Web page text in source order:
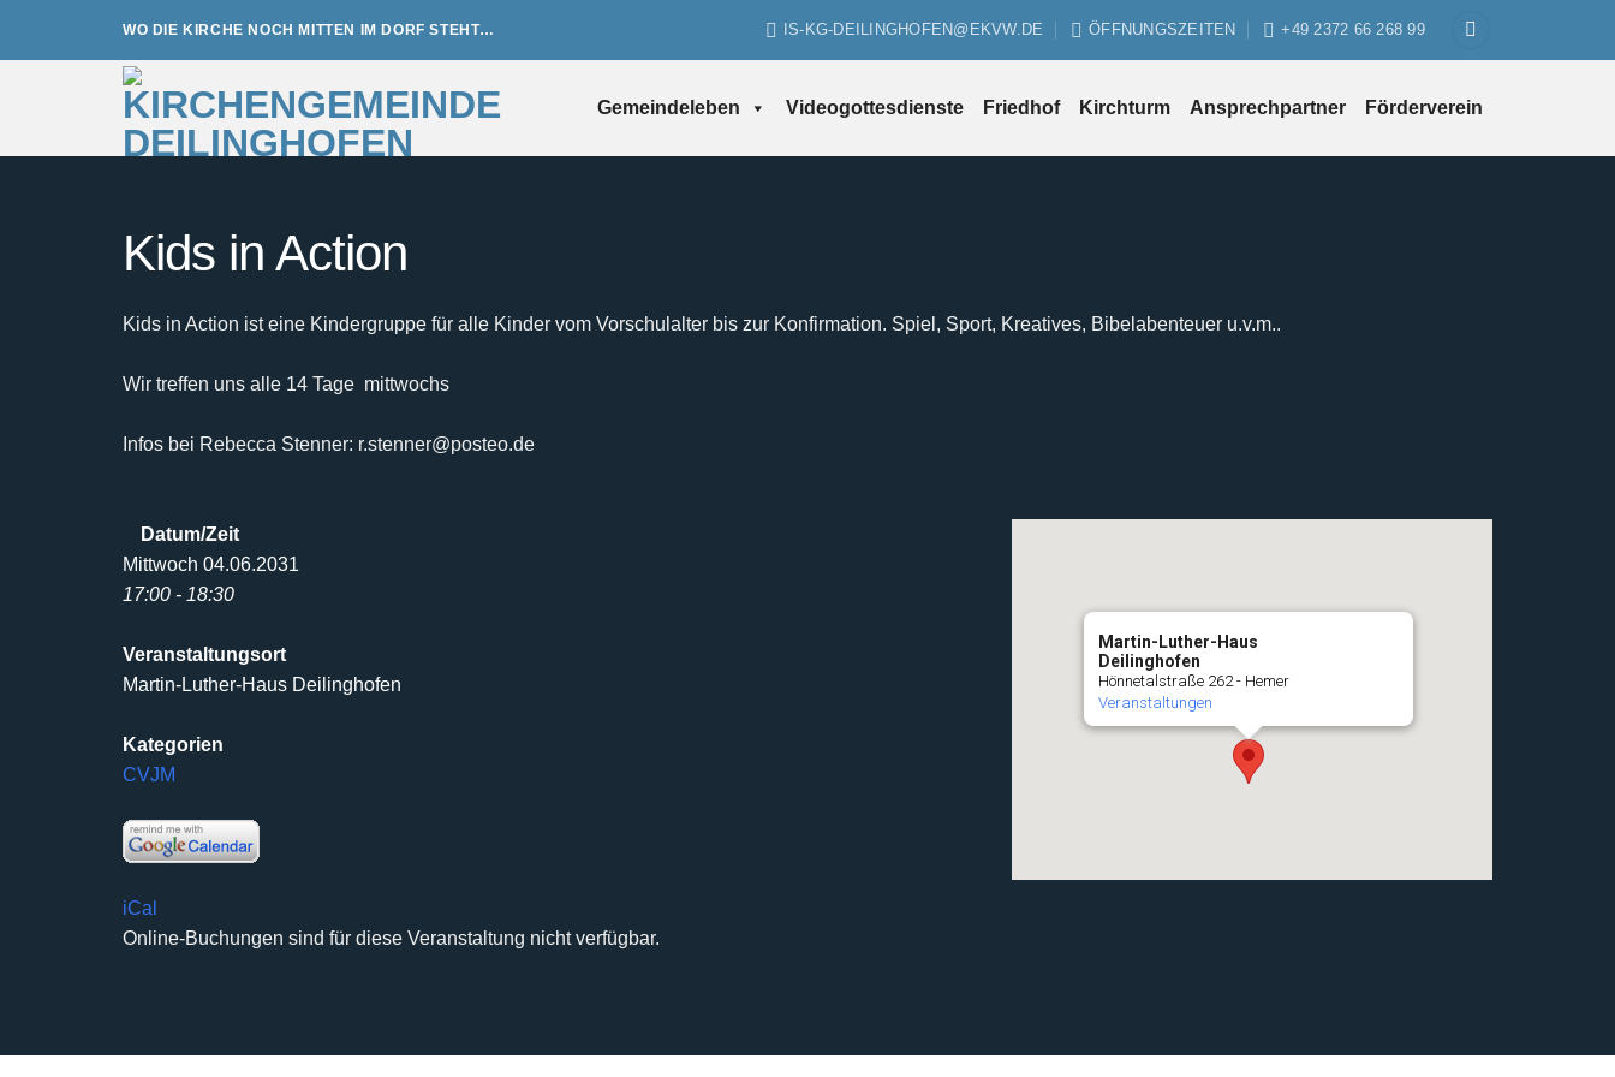
WO DIE KIRCHE NOCH MITTEN IM DORF STEHT… IS-KG-DEILINGHOFEN@EKVW.DE ÖFFNUNGSZEITEN +49 2372 66 268 99
Gemeindeleben Videogottesdienste Friedhof Kirchturm Ansprechpartner Förderverein
Kids in Action
Kids in Action ist eine Kindergruppe für alle Kinder vom Vorschulalter bis zur Konfirmation. Spiel, Sport, Kreatives, Bibelabenteuer u.v.m..
Wir treffen uns alle 14 Tage mittwochs
Infos bei Rebecca Stenner: r.stenner@posteo.de
Martin-Luther-Haus
Deilinghofen
Hönnetalstraße 262 - Hemer
Veranstaltungen
Datum/Zeit
Mittwoch 04.06.2031
17:00 - 18:30
Veranstaltungsort
Martin-Luther-Haus Deilinghofen
Kategorien
CVJM
iCal
Online-Buchungen sind für diese Veranstaltung nicht verfügbar.